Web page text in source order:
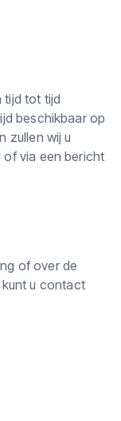
tijd tot tijd
beschikbaar op
zullen wij u
via een bericht
of over de
u contact